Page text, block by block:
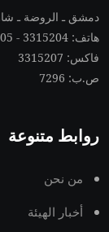
دمشق ـ الروضة ـ
هاتف: 3315204 - 3315205
فاكس: 3315207
ص.ب: 7296
روابط متنوعة
من نحن
أخبار الهيئة